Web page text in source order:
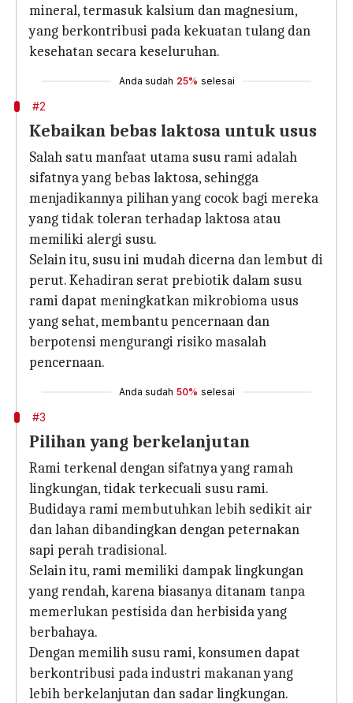
mineral, termasuk kalsium dan magnesium,
yang berkontribusi pada kekuatan tulang dan
kesehatan secara keseluruhan.
Anda sudah 25% selesai
#2
Kebaikan bebas laktosa untuk usus
Salah satu manfaat utama susu rami adalah
sifatnya yang bebas laktosa, sehingga
menjadikannya pilihan yang cocok bagi mereka
yang tidak toleran terhadap laktosa atau
memiliki alergi susu.
Selain itu, susu ini mudah dicerna dan lembut di
perut. Kehadiran serat prebiotik dalam susu
rami dapat meningkatkan mikrobioma usus
yang sehat, membantu pencernaan dan
berpotensi mengurangi risiko masalah
pencernaan.
Anda sudah 50% selesai
#3
Pilihan yang berkelanjutan
Rami terkenal dengan sifatnya yang ramah
lingkungan, tidak terkecuali susu rami.
Budidaya rami membutuhkan lebih sedikit air
dan lahan dibandingkan dengan peternakan
sapi perah tradisional.
Selain itu, rami memiliki dampak lingkungan
yang rendah, karena biasanya ditanam tanpa
memerlukan pestisida dan herbisida yang
berbahaya.
Dengan memilih susu rami, konsumen dapat
berkontribusi pada industri makanan yang
lebih berkelanjutan dan sadar lingkungan.